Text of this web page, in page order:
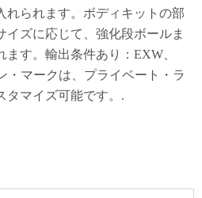
れられます。ボディキットの部
イズに応じて、強化段ボールま
す。輸出条件あり：EXW、
・マークは、プライベート・ラ
タマイズ可能です。.